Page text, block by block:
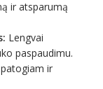
ir atsparumą
Lengvai
paspaudimu.
ir